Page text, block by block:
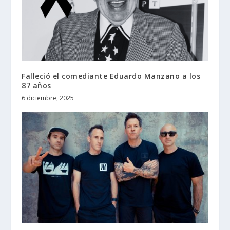
Falleció el comediante Eduardo Manzano a los
87 años
6 diciembre, 2025